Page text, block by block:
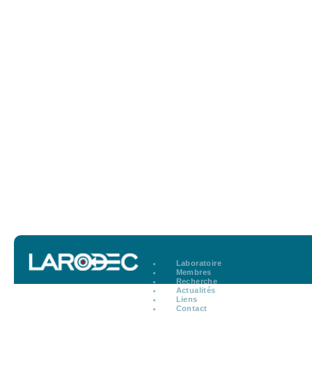
Laboratoire
Membres
Recherche
Actualités
Liens
Contact